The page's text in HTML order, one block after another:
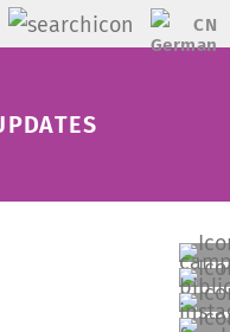
CN